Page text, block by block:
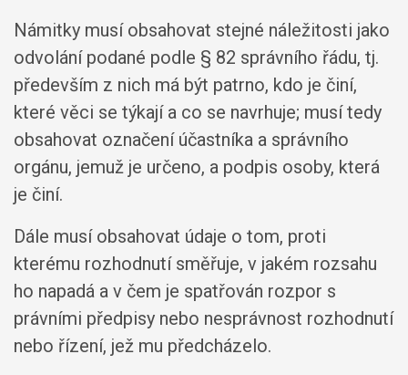
Námitky musí obsahovat stejné náležitosti jako
odvolání podané podle § 82 správního řádu, tj.
především z nich má být patrno, kdo je činí,
které věci se týkají a co se navrhuje; musí tedy
obsahovat označení účastníka a správního
orgánu, jemuž je určeno, a podpis osoby, která
je činí.
Dále musí obsahovat údaje o tom, proti
kterému rozhodnutí směřuje, v jakém rozsahu
ho napadá a v čem je spatřován rozpor s
právními předpisy nebo nesprávnost rozhodnutí
nebo řízení, jež mu předcházelo.